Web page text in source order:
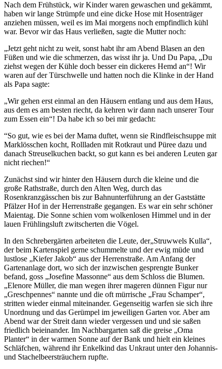
Nach dem Frühstück, wir Kinder waren gewaschen und gekämmt,
haben wir lange Strümpfe und eine dicke Hose mit Hosenträger
anziehen müssen, weil es im Mai morgens noch empfindlich kühl
war. Bevor wir das Haus verließen, sagte die Mutter noch:
„Jetzt geht nicht zu weit, sonst habt ihr am Abend Blasen an den
Füßen und wie die schmerzen, das wisst ihr ja. Und Du Papa, „Du
ziehst wegen der Kühle doch besser ein dickeres Hemd an“! Wir
waren auf der Türschwelle und hatten noch die Klinke in der Hand
als Papa sagte:
„Wir gehen erst einmal an den Häusern entlang und aus dem Haus,
aus dem es am besten riecht, da kehren wir dann nach unserer Tour
zum Essen ein“! Da habe ich so bei mir gedacht:
“So gut, wie es bei der Mama duftet, wenn sie Rindfleischsuppe mit
Marklösschen kocht, Rollladen mit Rotkraut und Püree dazu und
danach Streuselkuchen backt, so gut kann es bei anderen Leuten gar
nicht riechen!“
Zunächst sind wir hinter den Häusern durch die kleine und die
große Rathstraße, durch den Alten Weg, durch das
Rosenkranzgässchen bis zur Bahnunterführung an der Gaststätte
Pfälzer Hof in der Herrenstraße gegangen. Es war ein sehr schöner
Maientag. Die Sonne schien vom wolkenlosen Himmel und in der
lauen Frühlingsluft zwitscherten die Vögel.
In den Schrebergärten arbeiteten die Leute, der„Struwwels Kulla“,
der beim Kartenspiel gerne schummelte und der ewig müde und
lustlose „Kiefer Jakob“ aus der Herrenstraße. Am Anfang der
Gartenanlage dort, wo sich der inzwischen gesprengte Bunker
befand, goss „Josefine Massonne“ aus dem Schloss die Blumen.
„Elenore Müller, die man wegen ihrer mageren dünnen Figur nur
„Greschpennes“ nannte und die oft mürrische „Frau Schamper“,
stritten wieder einmal miteinander. Gegenseitig warfen sie sich ihre
Unordnung und das Gerümpel im jeweiligen Garten vor. Aber am
Abend war der Streit dann wieder vergessen und und sie saßen
friedlich beieinander. Im Nachbargarten saß die greise „Oma
Planter“ in der warmen Sonne auf der Bank und hielt ein kleines
Schläfchen, während ihr Enkelkind das Unkraut unter den Johannis-
und Stachelbeersträuchern rupfte.